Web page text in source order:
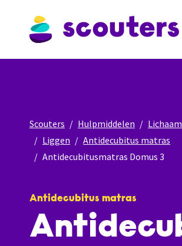
Scouters Hulpmiddelen
Liggen
Antidecubitus matras
Antidecubitusmatras Domus 3
Antidecubitus matras